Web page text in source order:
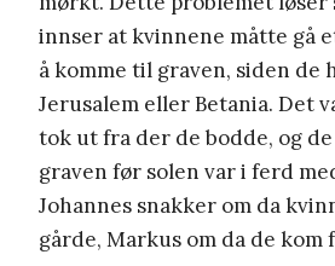
innser at kvinnene måtte gå
å komme til graven, siden de
Jerusalem eller Betania. Det
tok ut fra der de bodde, og
graven før solen var i ferd
Johannes snakker om da
gårde, Markus om da de kom